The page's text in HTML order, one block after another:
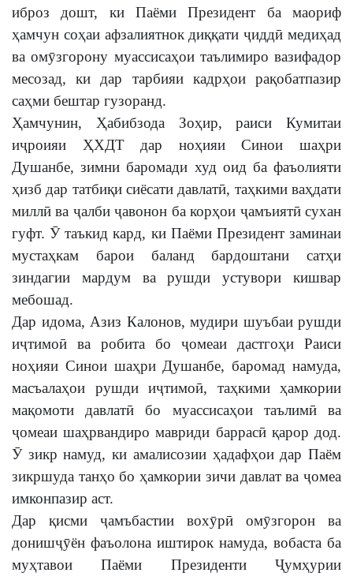
иброз дошт, ки Паёми Президент ба маориф
ҳамчун соҳаи афзалиятнок диққати ҷиддӣ медиҳад
ва омӯзгорону муассисаҳои таълимиро вазифадор
месозад, ки дар тарбияи кадрҳои рақобатпазир
саҳми бештар гузоранд.
Ҳамчунин, Ҳабибзода Зоҳир, раиси Кумитаи
иҷроияи ҲХДТ дар ноҳияи Синои шаҳри
Душанбе, зимни баромади худ оид ба фаъолияти
ҳизб дар татбиқи сиёсати давлатӣ, таҳкими ваҳдати
миллӣ ва ҷалби ҷавонон ба корҳои ҷамъиятӣ сухан
гуфт. Ӯ таъкид кард, ки Паёми Президент заминаи
мустаҳкам барои баланд бардоштани сатҳи
зиндагии мардум ва рушди устувори кишвар
мебошад.
Дар идома, Азиз Калонов, мудири шуъбаи рушди
иҷтимоӣ ва робита бо ҷомеаи дастгоҳи Раиси
ноҳияи Синои шаҳри Душанбе, баромад намуда,
масъалаҳои рушди иҷтимоӣ, таҳкими ҳамкории
мақомоти давлатӣ бо муассисаҳои таълимӣ ва
ҷомеаи шаҳрвандиро мавриди баррасӣ қарор дод.
Ӯ зикр намуд, ки амалисозии ҳадафҳои дар Паём
зикршуда танҳо бо ҳамкории зичи давлат ва ҷомеа
имконпазир аст.
Дар қисми ҷамъбастии вохӯрӣ омӯзгорон ва
донишҷӯён фаъолона иштирок намуда, вобаста ба
муҳтавои Паёми Президенти Ҷумҳурии